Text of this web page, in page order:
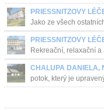
PRIESSNITZOVY
Jako ze všech
se hostům naskýtá
dom...
PRIESSNITZOVY
Rekreační, relaxační
Priessnitzových
CHALUPA DANIELA,
potok, který je
upravený travnatý